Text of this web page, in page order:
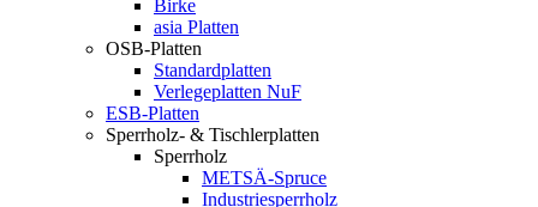
Birke
asia Platten
OSB-Platten
Standardplatten
Verlegeplatten NuF
ESB-Platten
Sperrholz- & Tischlerplatten
Sperrholz
METSÄ-Spruce
Industriesperrholz